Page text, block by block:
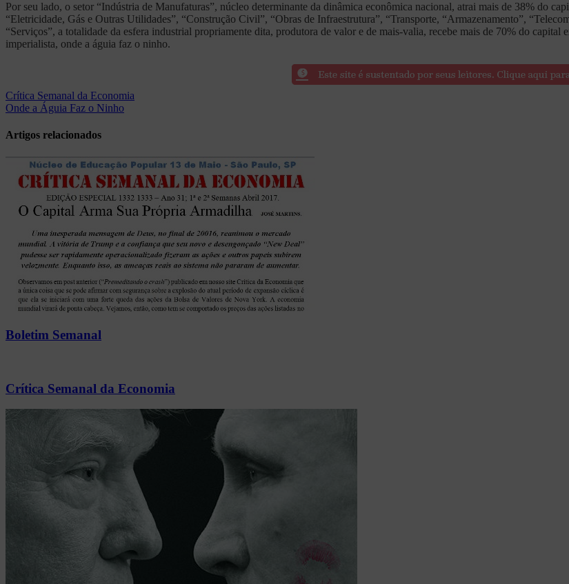
Por seu lado, o setor “Indústria de Manufaturas”, núcleo determinante da dinâmica econômica nacional, atrai mais de 38% do
“Eletricidade, Gás e Outras Utilidades”, “Construção Civil”, “Obras de Infraestrutura”, “Transporte, “Armazenamento”,
“Serviços”, a totalidade da esfera industrial propriamente dita, produtora de valor e de mais-valia, recebe mais de 70% do
imperialista, onde a águia faz o ninho.
Navegação
de
Post
Crítica Semanal da Economia
Onde a Águia Faz o Ninho
Artigos relacionados
Boletim Semanal
Crítica Semanal da Economia